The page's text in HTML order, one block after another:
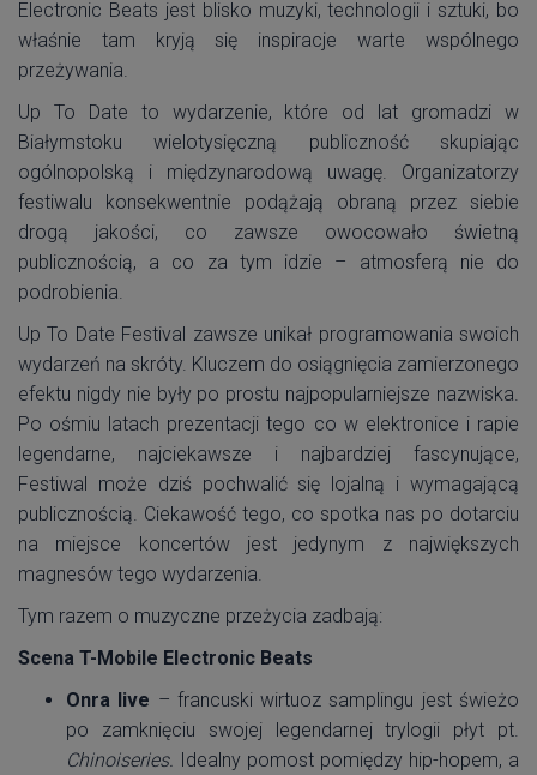
Electronic Beats jest blisko muzyki, technologii i sztuki, bo
właśnie tam kryją się inspiracje warte wspólnego
przeżywania.
Up To Date to wydarzenie, które od lat gromadzi w
Białymstoku wielotysięczną publiczność skupiając
ogólnopolską i międzynarodową uwagę. Organizatorzy
festiwalu konsekwentnie podążają obraną przez siebie
drogą jakości, co zawsze owocowało świetną
publicznością, a co za tym idzie – atmosferą nie do
podrobienia.
Up To Date Festival zawsze unikał programowania swoich
wydarzeń na skróty. Kluczem do osiągnięcia zamierzonego
efektu nigdy nie były po prostu najpopularniejsze nazwiska.
Po ośmiu latach prezentacji tego co w elektronice i rapie
legendarne, najciekawsze i najbardziej fascynujące,
Festiwal może dziś pochwalić się lojalną i wymagającą
publicznością. Ciekawość tego, co spotka nas po dotarciu
na miejsce koncertów jest jedynym z największych
magnesów tego wydarzenia.
Tym razem o muzyczne przeżycia zadbają:
Scena T-Mobile Electronic Beats
Onra live – francuski wirtuoz samplingu jest świeżo
po zamknięciu swojej legendarnej trylogii płyt pt.
Chinoiseries.
Idealny pomost pomiędzy hip-hopem, a